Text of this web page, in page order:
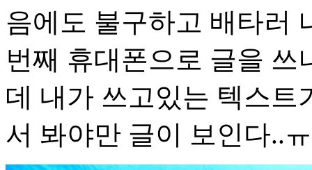
음에도 불구하고 배타러
번째 휴대폰으로 글을
데 내가 쓰고있는 텍스트
서 봐야만 글이 보인다..ㅠ